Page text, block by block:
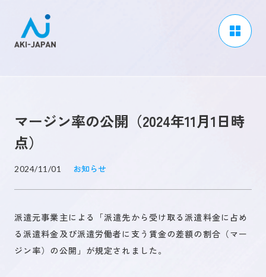
CSR / ダイバーシティ
ブログ
マージン率の公開（2024年11月1日時
点）
2024/11/01 お知らせ
派遣元事業主による「派遣先から受け取る派遣料金に占め
る派遣料金及び派遣労働者に支う賃金の差額の割合（マー
ジン率）の公開」が規定されました。